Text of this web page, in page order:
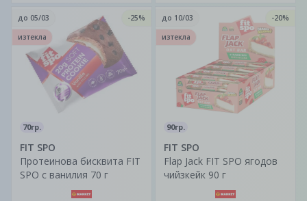
70гр.
FIT SPO
Протеинова бисквита FIT
SPO с ванилия 70 г
до 05/03
-25%
изтекла
90гр.
FIT SPO
Flap Jack FIT SPO ягодов
чийзкейк 90 г
до 10/03
-20%
изтекла